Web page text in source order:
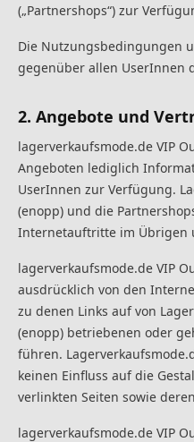
(„Partnershops“) zur
Die Nutzungsbedingungen
gegenüber allen UserInnen
2. Angebote und
lagerverkaufsmode.de VIP
Angeboten lediglich
UserInnen zur Verfügung.
(enopp) und die
Internetauftritte im Übrigen
lagerverkaufsmode.de VIP
ausdrücklich von den
zu denen Links auf von
(enopp) betriebenen oder
führen.
keinen Einfluss auf die
verlinkten Seiten sowie
lagerverkaufsmode.de VIP